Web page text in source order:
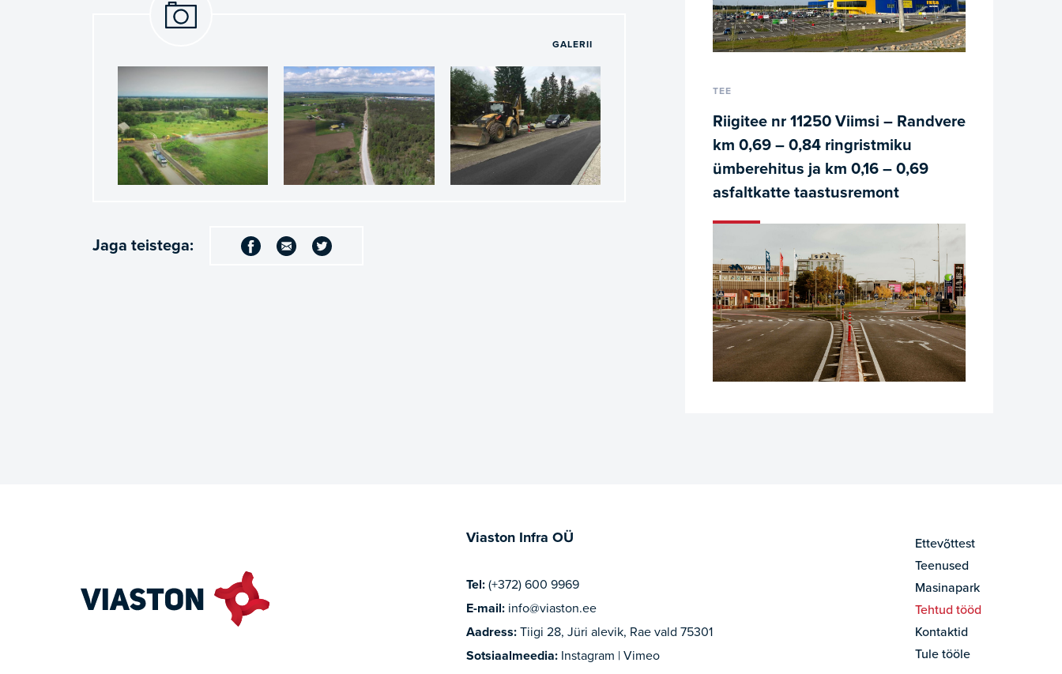
GALERII
Jaga teistega:
TEE
Riigitee nr 11250 Viimsi – Randvere
km 0,69 – 0,84 ringristmiku
ümberehitus ja km 0,16 – 0,69
asfaltkatte taastusremont
Viaston Infra OÜ
Tel:(+372) 600 9969
E-mail: info@viaston.ee
Aadress:Tiigi 28, Jüri alevik, Rae vald 75301
Sotsiaalmeedia:Instagram | Vimeo
Ettevõttest
Teenused
Masinapark
Tehtud tööd
Kontaktid
Tule tööle